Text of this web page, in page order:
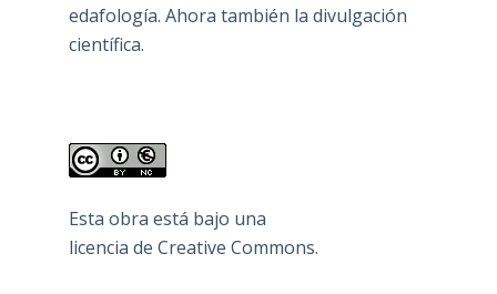
edafología. Ahora también la divulgación
científica.
Esta obra está bajo una
licencia de Creative Commons.